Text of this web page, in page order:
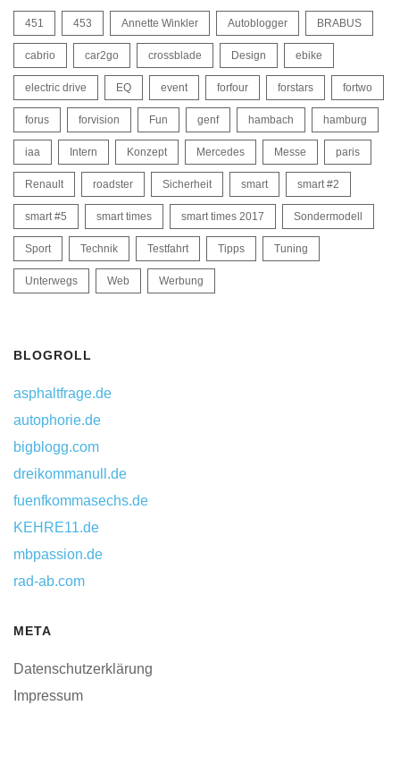
electric drive EQ event forfour forstars fortwo
forus forvision Fun genf hambach hamburg
iaa Intern Konzept Mercedes Messe paris
Renault roadster Sicherheit smart smart #2
smart #5 smart times smart times 2017 Sondermodell
Sport Technik Testfahrt Tipps Tuning
Unterwegs Web Werbung
bigblogg.com
dreikommanull.de
fuenfkommasechs.de
KEHRE11.de
mbpassion.de
rad-ab.com
META